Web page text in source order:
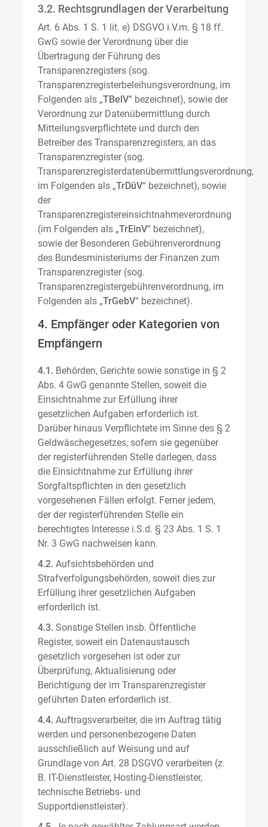
3.2. Rechtsgrundlagen der Verarbeitung
Art. 6 Abs. 1 S. 1 lit. e) DSGVO i.V.m. § 18 ff.
GwG sowie der Verordnung über die
Übertragung der Führung des
Transparenzregisters (sog.
Transparenzregisterbeleihungsverordnung, im
Folgenden als „TBelV“ bezeichnet), sowie der
Verordnung zur Datenübermittlung durch
Mitteilungsverpflichtete und durch den
Betreiber des Transparenzregisters, an das
Transparenzregister (sog.
Transparenzregisterdatenübermittlungsverordnung,
im Folgenden als „TrDüV“ bezeichnet), sowie
der
Transparenzregistereinsichtnahmeverordnung
(im Folgenden als „TrEinV“ bezeichnet),
sowie der Besonderen Gebührenverordnung
des Bundesministeriums der Finanzen zum
Transparenzregister (sog.
Transparenzregistergebührenverordnung, im
Folgenden als „TrGebV“ bezeichnet).
4. Empfänger oder Kategorien von
Empfängern
4.1. Behörden, Gerichte sowie sonstige in § 2
Abs. 4 GwG genannte Stellen, soweit die
Einsichtnahme zur Erfüllung ihrer
gesetzlichen Aufgaben erforderlich ist.
Darüber hinaus Verpflichtete im Sinne des § 2
Geldwäschegesetzes, sofern sie gegenüber
der registerführenden Stelle darlegen, dass
die Einsichtnahme zur Erfüllung ihrer
Sorgfaltspflichten in den gesetzlich
vorgesehenen Fällen erfolgt. Ferner jedem,
der der registerführenden Stelle ein
berechtigtes Interesse i.S.d. § 23 Abs. 1 S. 1
Nr. 3 GwG nachweisen kann.
4.2. Aufsichtsbehörden und
Strafverfolgungsbehörden, soweit dies zur
Erfüllung ihrer gesetzlichen Aufgaben
erforderlich ist.
4.3. Sonstige Stellen insb. Öffentliche
Register, soweit ein Datenaustausch
gesetzlich vorgesehen ist oder zur
Überprüfung, Aktualisierung oder
Berichtigung der im Transparenzregister
geführten Daten erforderlich ist.
4.4. Auftragsverarbeiter, die im Auftrag tätig
werden und personenbezogene Daten
ausschließlich auf Weisung und auf
Grundlage von Art. 28 DSGVO verarbeiten (z.
B. IT-Dienstleister, Hosting-Dienstleister,
technische Betriebs- und
Supportdienstleister).